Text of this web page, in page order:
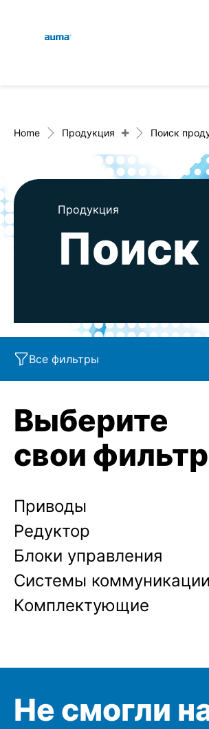
Европа
Азия и Тихий
Северная
Home Продукция + Поиск
Продукция
Все фильтры
Выберите
свои
Приводы
Редуктор
Блоки управления
Системы коммуникации
Комплектующие
Не смогли